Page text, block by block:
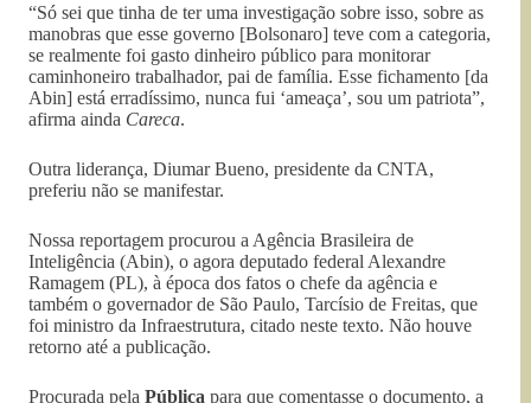
“Só sei que tinha de ter uma investigação sobre isso, sobre as
manobras que esse governo [Bolsonaro] teve com a categoria,
se realmente foi gasto dinheiro público para monitorar
caminhoneiro trabalhador, pai de família. Esse fichamento [da
Abin] está erradíssimo, nunca fui ‘ameaça’, sou um patriota”,
afirma ainda Careca.
Outra liderança, Diumar Bueno, presidente da CNTA,
preferiu não se manifestar.
Nossa reportagem procurou a Agência Brasileira de
Inteligência (Abin), o agora deputado federal Alexandre
Ramagem (PL), à época dos fatos o chefe da agência e
também o governador de São Paulo, Tarcísio de Freitas, que
foi ministro da Infraestrutura, citado neste texto. Não houve
retorno até a publicação.
Procurada pela Pública para que comentasse o documento, a